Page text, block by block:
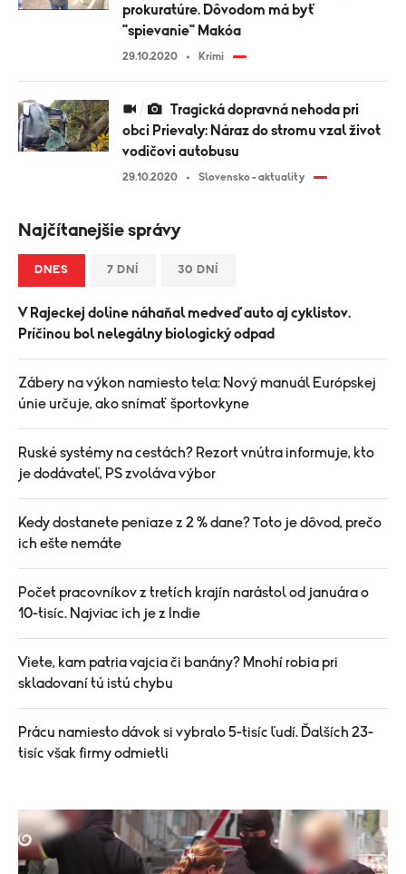
prokuratúre. Dôvodom má byť
"spievanie" Makóa
29.10.2020 Krimi
obci Prievaly: Náraz do stromu vzal život
vodičovi autobusu
29.10.2020 Slovensko - aktuality
Najčítanejšie správy
DNES 7 DNÍ 30 DNÍ
V Rajeckej doline náhaňal medveď auto aj cyklistov.
Príčinou bol nelegálny biologický odpad
Zábery na výkon namiesto tela: Nový manuál Európskej
únie určuje, ako snímať športovkyne
Ruské systémy na cestách? Rezort vnútra informuje, kto
je dodávateľ, PS zvoláva výbor
Kedy dostanete peniaze z 2 % dane? Toto je dôvod, prečo
ich ešte nemáte
Počet pracovníkov z tretích krajín narástol od januára o
10-tisíc. Najviac ich je z Indie
Viete, kam patria vajcia či banány? Mnohí robia pri
skladovaní tú istú chybu
Prácu namiesto dávok si vybralo 5-tisíc ľudí. Ďalších 23-
tisíc však firmy odmietli